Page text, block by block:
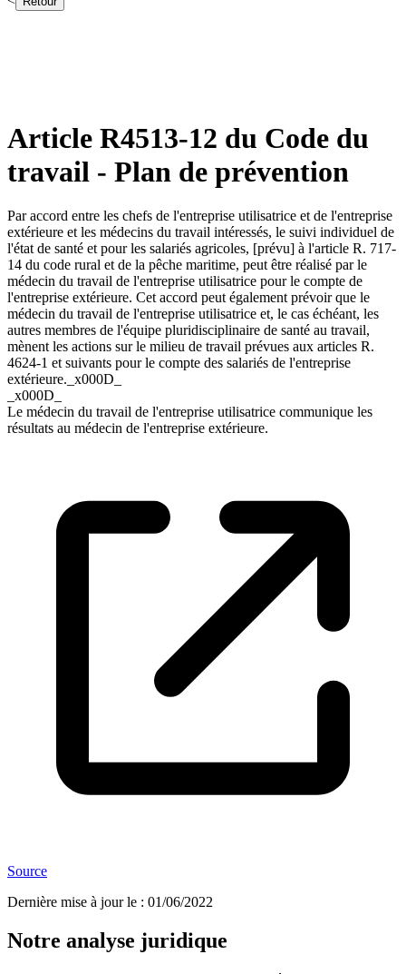
Article R4513-12 du Code du
travail - Plan de prévention
Par accord entre les chefs de l'entreprise utilisatrice et de l'entreprise
extérieure et les médecins du travail intéressés, le suivi individuel de
l'état de santé et pour les salariés agricoles, [prévu] à l'article R. 717-
14 du code rural et de la pêche maritime, peut être réalisé par le
médecin du travail de l'entreprise utilisatrice pour le compte de
l'entreprise extérieure. Cet accord peut également prévoir que le
médecin du travail de l'entreprise utilisatrice et, le cas échéant, les
autres membres de l'équipe pluridisciplinaire de santé au travail,
mènent les actions sur le milieu de travail prévues aux articles R.
4624-1 et suivants pour le compte des salariés de l'entreprise
extérieure._x000D_
_x000D_
Le médecin du travail de l'entreprise utilisatrice communique les
résultats au médecin de l'entreprise extérieure.
Source
Dernière mise à jour le : 01/06/2022
Notre analyse juridique